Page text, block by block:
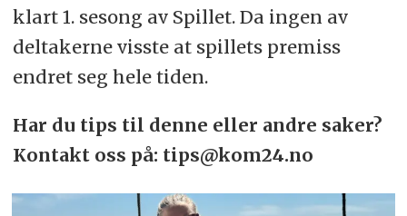
klart 1. sesong av Spillet. Da ingen av
deltakerne visste at spillets premiss
endret seg hele tiden.
Har du tips til denne eller andre saker?
Kontakt oss på: tips@kom24.no